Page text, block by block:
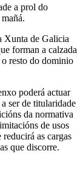
a prol do
Xunta de Galicia
forman a calzada
o resto do dominio
poderá actuar
ser de titularidade
da normativa
de usos
reducirá as cargas
que discorre.